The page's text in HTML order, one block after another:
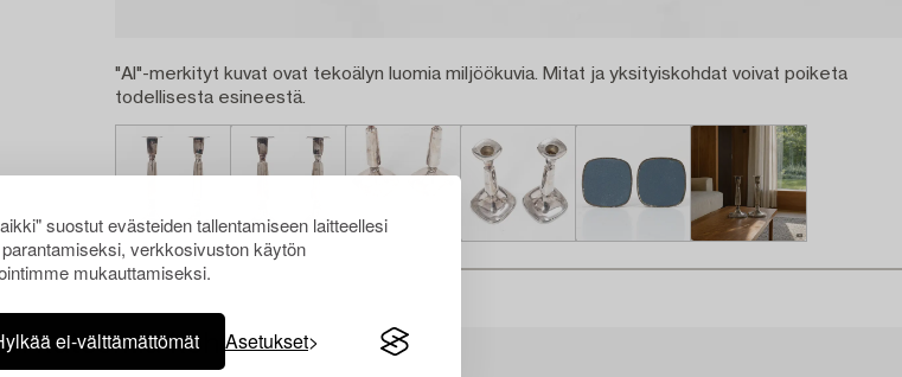
suostut evästeiden tallentamiseen laitteellesi
verkkosivuston käytön
mukauttamiseksi.
ei-välttämättömät Asetukset
"AI"-merkityt kuvat ovat tekoälyn luomia miljöökuvia. Mitat ja yksityiskohdat voivat poiketa
todellisesta esineestä.
katsomia kohteita